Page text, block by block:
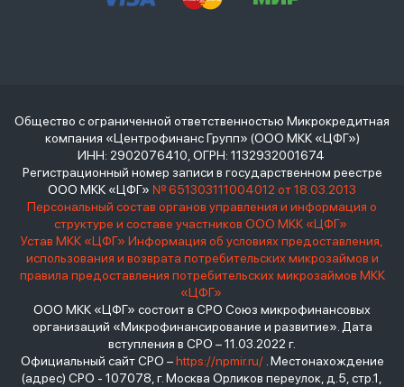
Общество с ограниченной ответственностью Микрокредитная
компания «Центрофинанс Групп» (ООО МКК «ЦФГ»)
ИНН: 2902076410, ОГРН: 1132932001674
Регистрационный номер записи в государственном реестре
ООО МКК «ЦФГ» № 651303111004012 от 18.03.2013
Персональный состав органов управления и информация о
структуре и составе участников ООО МКК «ЦФГ»
Устав МКК «ЦФГ» Информация об условиях предоставления,
использования и возврата потребительских микрозаймов и
правила предоставления потребительских микрозаймов МКК
«ЦФГ»
ООО МКК «ЦФГ» состоит в СРО Союз микрофинансовых
организаций «Микрофинансирование и развитие». Дата
вступления в СРО – 11.03.2022 г.
Официальный сайт СРО –https://npmir.ru/. Местонахождение
(адрес) СРО - 107078, г. Москва Орликов переулок, д.5, стр.1,